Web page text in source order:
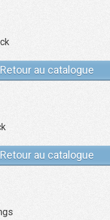
Retour au catalogue
Retour au catalogue